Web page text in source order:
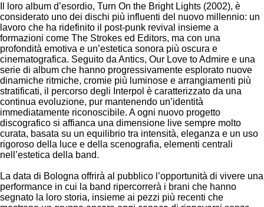
Il loro album d’esordio, Turn On the Bright Lights (2002), è
considerato uno dei dischi più influenti del nuovo millennio: un
lavoro che ha ridefinito il post-punk revival insieme a
formazioni come The Strokes ed Editors, ma con una
profondità emotiva e un’estetica sonora più oscura e
cinematografica. Seguito da Antics, Our Love to Admire e una
serie di album che hanno progressivamente esplorato nuove
dinamiche ritmiche, cromie più luminose e arrangiamenti più
stratificati, il percorso degli Interpol è caratterizzato da una
continua evoluzione, pur mantenendo un’identità
immediatamente riconoscibile. A ogni nuovo progetto
discografico si affianca una dimensione live sempre molto
curata, basata su un equilibrio tra intensità, eleganza e un uso
rigoroso della luce e della scenografia, elementi centrali
nell’estetica della band.
La data di Bologna offrirà al pubblico l’opportunità di vivere una
performance in cui la band ripercorrerà i brani che hanno
segnato la loro storia, insieme ai pezzi più recenti che